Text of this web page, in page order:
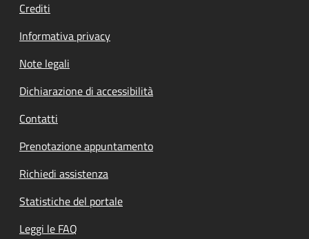
Crediti
Informativa privacy
Note legali
Dichiarazione di accessibilità
Contatti
Prenotazione appuntamento
Richiedi assistenza
Statistiche del portale
Leggi le FAQ